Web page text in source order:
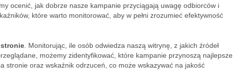
ocenić, jak dobrze nasze kampanie przyciągają uwagę odbiorców i
które warto monitorować, aby w pełni zrozumieć efektywność
. Monitorując, ile osób odwiedza naszą witrynę, z jakich źródeł
możemy zidentyfikować, które kampanie przynoszą najlepsze
stronie oraz wskaźnik odrzuceń, co może wskazywać na jakość